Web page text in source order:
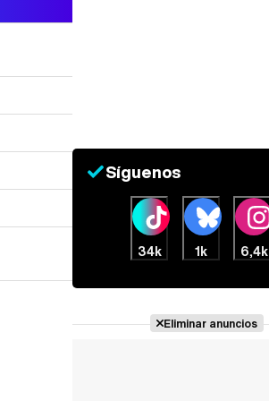
Canción ganadora de Eurovisión 2026: DARA con "Bangaranga" por Bulgaria
Síguenos
34k 1k 6,4k
Eliminar anuncios